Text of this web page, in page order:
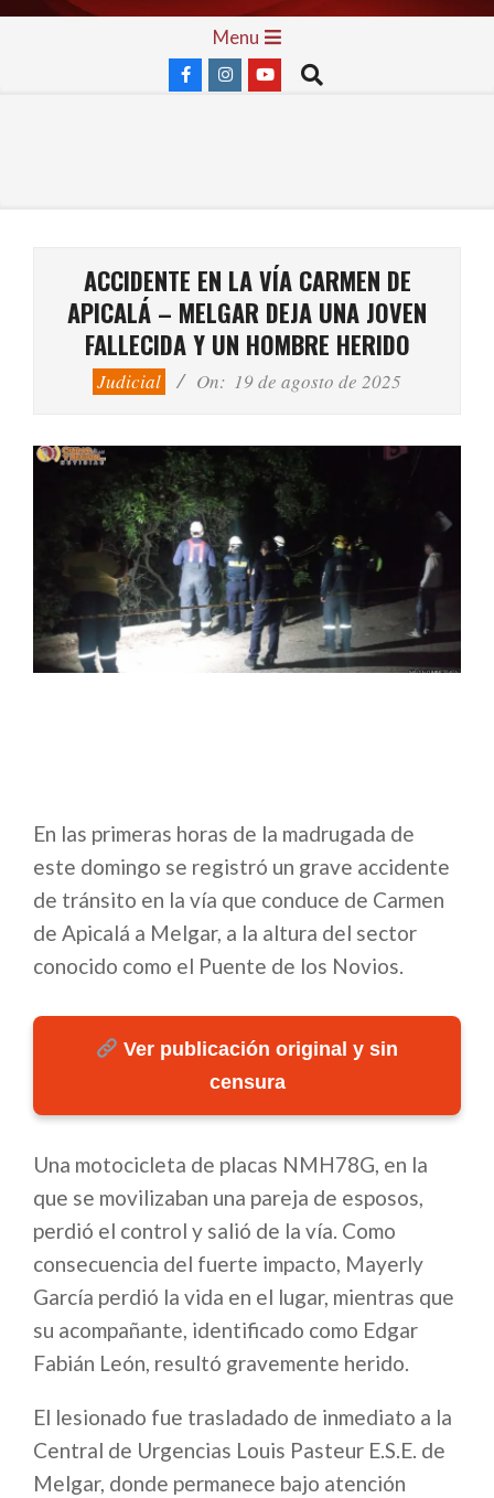
Skip
Menu
Search
ACCIDENTE EN LA VÍA CARMEN DE
APICALÁ – MELGAR DEJA UNA JOVEN
FALLECIDA Y UN HOMBRE HERIDO
Judicial On: 19 de agosto de 2025
En las primeras horas de la madrugada de
este domingo se registró un grave accidente
de tránsito en la vía que conduce de Carmen
de Apicalá a Melgar, a la altura del sector
conocido como el Puente de los Novios.
Ver publicación original y sin
censura
Una motocicleta de placas NMH78G, en la
que se movilizaban una pareja de esposos,
perdió el control y salió de la vía. Como
consecuencia del fuerte impacto, Mayerly
García perdió la vida en el lugar, mientras que
su acompañante, identificado como Edgar
Fabián León, resultó gravemente herido.
El lesionado fue trasladado de inmediato a la
Central de Urgencias Louis Pasteur E.S.E. de
Melgar, donde permanece bajo atención